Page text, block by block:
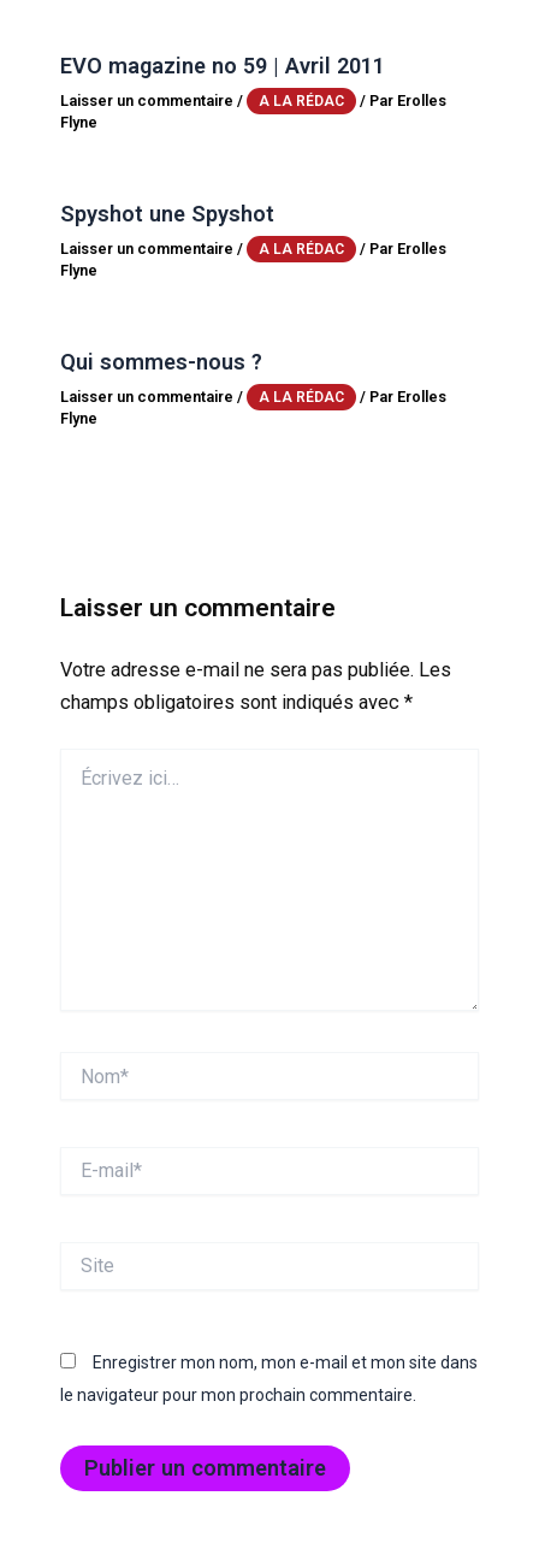
EVO magazine no 59 | Avril 2011
Laisser un commentaire / A LA RÉDAC / Par Erolles
Flyne
Spyshot une Spyshot
Laisser un commentaire / A LA RÉDAC / Par Erolles
Flyne
Qui sommes-nous ?
Laisser un commentaire / A LA RÉDAC / Par Erolles
Flyne
Laisser un commentaire
Votre adresse e-mail ne sera pas publiée. Les
champs obligatoires sont indiqués avec *
ici…
mail*
Enregistrer mon nom, mon e-mail et mon site dans
le navigateur pour mon prochain commentaire.